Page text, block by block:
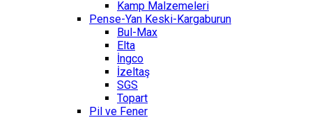
Kamp Malzemeleri
Pense-Yan Keski-Kargaburun
Bul-Max
Elta
İngco
İzeltaş
SGS
Topart
Pil ve Fener